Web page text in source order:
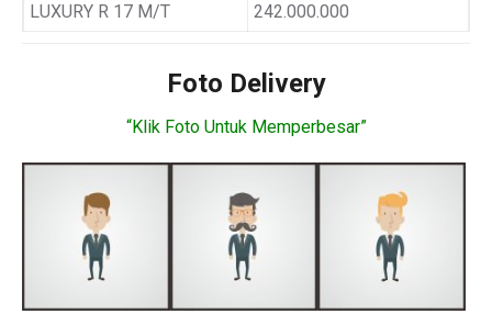
LUXURY R 17 M/T
242.000.000
Foto Delivery
“Klik Foto Untuk Memperbesar”